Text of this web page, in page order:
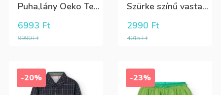
Puha,lány Oeko Tex bio pamut hosszú pizsama
9990Ft
6993 Ft
Szürke színű vastag puha harisnya
4015Ft
2990 Ft
-20% -23%